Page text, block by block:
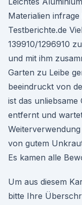
Materialien infrage
Testberichte.de
139910/1296910
und mit ihm
Garten zu Leibe
beeindruckt von
ist das unliebsame
entfernt und
von gutem
Es kamen alle
Um aus diesem
bitte Ihre